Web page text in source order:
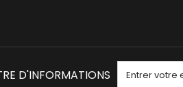
D'INFORMATIONS